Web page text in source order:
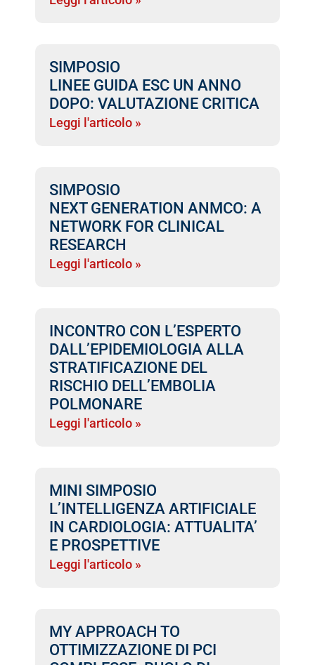
SIMPOSIO
LINEE GUIDA ESC UN ANNO
DOPO: VALUTAZIONE CRITICA
Leggi l'articolo »
SIMPOSIO
NEXT GENERATION ANMCO: A
NETWORK FOR CLINICAL
RESEARCH
Leggi l'articolo »
INCONTRO CON L’ESPERTO
DALL’EPIDEMIOLOGIA ALLA
STRATIFICAZIONE DEL
RISCHIO DELL’EMBOLIA
POLMONARE
Leggi l'articolo »
MINI SIMPOSIO
L’INTELLIGENZA ARTIFICIALE
IN CARDIOLOGIA: ATTUALITA’
E PROSPETTIVE
Leggi l'articolo »
MY APPROACH TO
OTTIMIZZAZIONE DI PCI